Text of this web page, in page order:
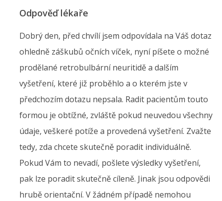
Odpověď lékaře
Dobrý den, před chvílí jsem odpovídala na Váš dotaz
ohledně záškubů očních víček, nyní píšete o možné
prodělané retrobulbární neuritidě a dalším
vyšetření, které již proběhlo a o kterém jste v
předchozím dotazu nepsala. Radit pacientům touto
formou je obtížné, zvláště pokud neuvedou všechny
údaje, veškeré potíže a provedená vyšetření. Zvažte
tedy, zda chcete skutečně poradit individuálně.
Pokud Vám to nevadí, pošlete výsledky vyšetření,
pak lze poradit skutečně cíleně. Jinak jsou odpovědi
hrubě orientační. V žádném případě nemohou